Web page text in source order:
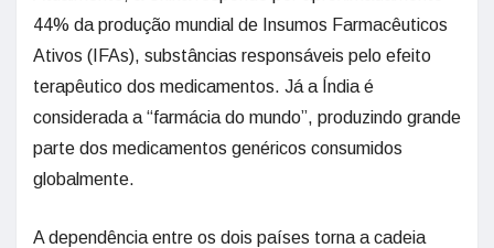
44% da produção mundial de Insumos Farmacêuticos
Ativos (IFAs), substâncias responsáveis pelo efeito
terapêutico dos medicamentos. Já a Índia é
considerada a “farmácia do mundo”, produzindo grande
parte dos medicamentos genéricos consumidos
globalmente.
A dependência entre os dois países torna a cadeia